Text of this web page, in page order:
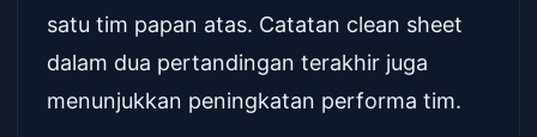
satu tim papan atas. Catatan clean sheet
dalam dua pertandingan terakhir juga
menunjukkan peningkatan performa tim.